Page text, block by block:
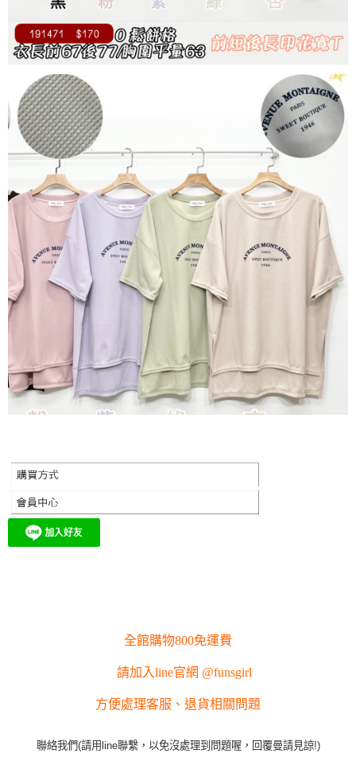
全館購物800免運費
請加入line官網 @funsgirl
方便處理客服、退貨相關問題
聯絡我們(請用line聯繫，以免沒處理到問題喔，回覆曼請見諒!)